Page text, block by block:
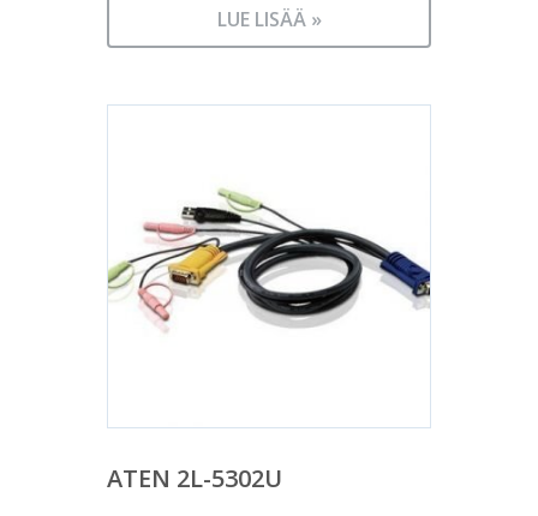
LUE LISÄÄ »
ATEN 2L-5302U